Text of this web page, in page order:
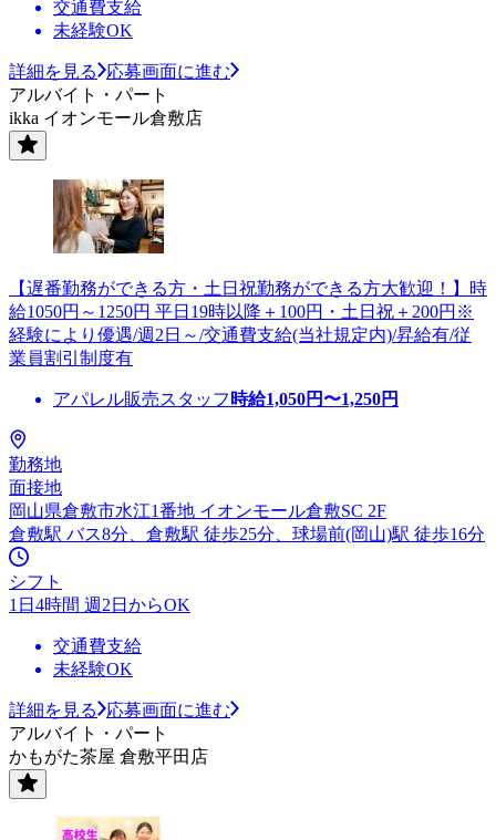
交通費支給
未経験OK
詳細を見る
応募画面に進む
アルバイト・パート
ikka イオンモール倉敷店
【遅番勤務ができる方・土日祝勤務ができる方大歓迎！】時
給1050円～1250円 平日19時以降＋100円・土日祝＋200円※
経験により優遇/週2日～/交通費支給(当社規定内)/昇給有/従
業員割引制度有
アパレル販売スタッフ 時給1,050円〜1,250円
勤務地
面接地
岡山県倉敷市水江1番地 イオンモール倉敷SC 2F
倉敷駅 バス8分、倉敷駅 徒歩25分、球場前(岡山)駅 徒歩16分
シフト
1日4時間 週2日からOK
交通費支給
未経験OK
詳細を見る
応募画面に進む
アルバイト・パート
かもがた茶屋 倉敷平田店